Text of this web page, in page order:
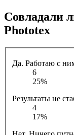
Совладали
Phototex
Да. Работаю с
6
25%
Результаты не
4
17%